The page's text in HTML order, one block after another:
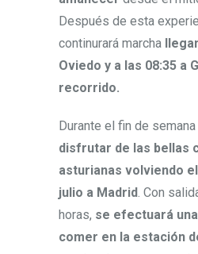
Después de esta
continurará marcha
Oviedo y a las 08:35 a
recorrido.
Durante el fin de semana
disfrutar de las bellas
asturianas volviendo
julio a Madrid. Con
horas, se efectuará
comer en la estación